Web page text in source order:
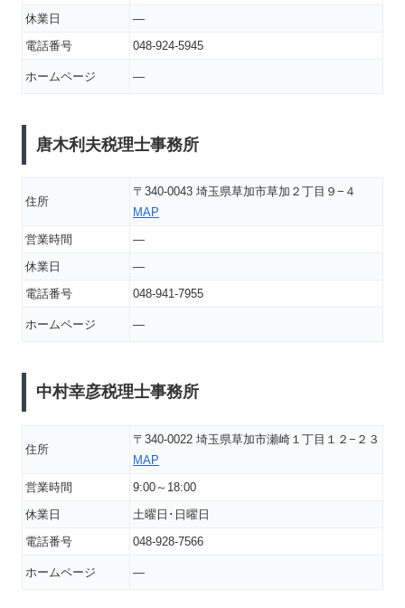
休業日
―
電話番号
048-924-5945
ホームページ ―
唐木利夫税理士事務所
住所
〒340-0043 埼玉県草加市草加２丁目９−４
MAP
営業時間
―
休業日
―
電話番号
048-941-7955
ホームページ ―
中村幸彦税理士事務所
住所
〒340-0022 埼玉県草加市瀬崎１丁目１２−２３
MAP
営業時間
9:00～18:00
休業日
土曜日･日曜日
電話番号
048-928-7566
ホームページ ―